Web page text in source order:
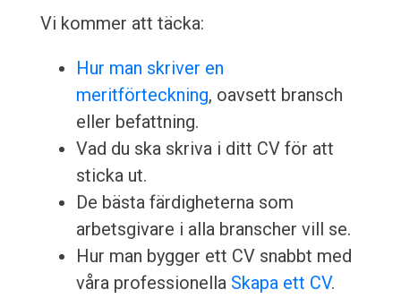
Vi kommer att täcka:
Hur man skriver en
meritförteckning, oavsett bransch
eller befattning.
Vad du ska skriva i ditt CV för att
sticka ut.
De bästa färdigheterna som
arbetsgivare i alla branscher vill se.
Hur man bygger ett CV snabbt med
våra professionella Skapa ett CV.